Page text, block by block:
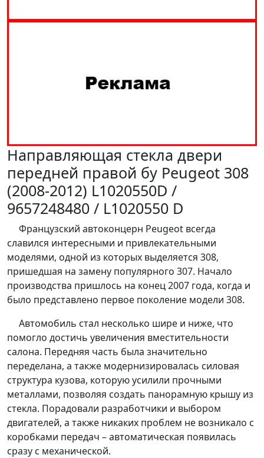
Направляющая стекла двери
передней правой бу Peugeot 308
(2008-2012) L1020550D /
9657248480 / L1020550 D
Французский автоконцерн Peugeot всегда
славился интересными и привлекательными
моделями, одной из которых выделяется 308,
пришедшая на замену популярного 307. Начало
производства пришлось на конец 2007 года, когда и
было представлено первое поколение модели 308.
Автомобиль стал несколько шире и ниже, что
помогло достичь увеличения вместительности
салона. Передняя часть была значительно
переделана, а также модернизировалась силовая
структура кузова, которую усилили прочными
металлами, позволяя создать панорамную крышу из
стекла. Порадовали разработчики и выбором
двигателей, а также никаких проблем не возникало с
коробками передач – автоматическая появилась
сразу с механической.